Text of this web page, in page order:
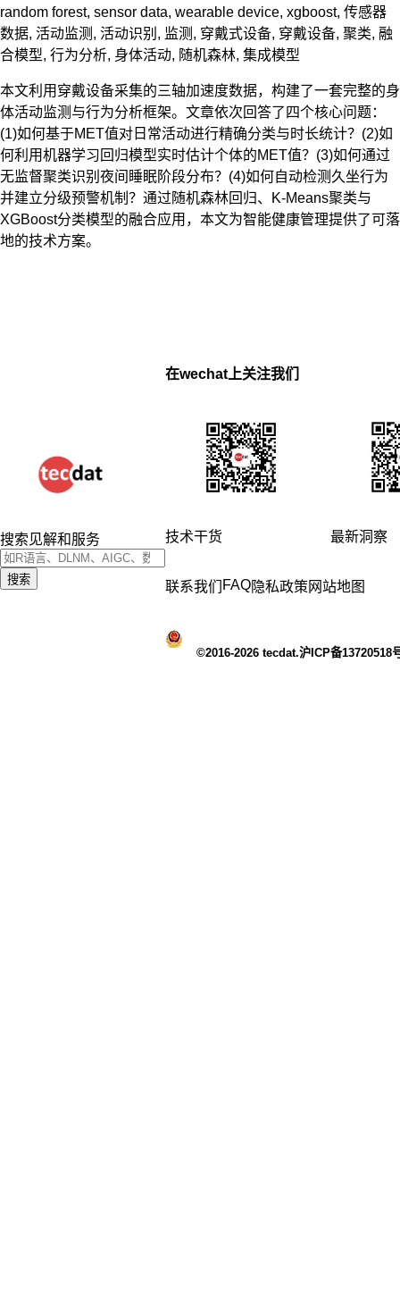
random forest, sensor data, wearable device, xgboost, 传感器
数据, 活动监测 , 活动识别 , 监测 , 穿戴式设备, 穿戴设备, 聚类, 融
合模型, 行为分析, 身体活动, 随机森林, 集成模型
本文利用穿戴设备采集的三轴加速度数据，构建了一套完整的身
体活动监测与行为分析框架。文章依次回答了四个核心问题：
(1)如何基于MET值对日常活动进行精确分类与时长统计？(2)如
何利用机器学习回归模型实时估计个体的MET值？(3)如何通过
无监督聚类识别夜间睡眠阶段分布？(4)如何自动检测久坐行为
并建立分级预警机制？通过随机森林回归、K-Means聚类与
XGBoost分类模型的融合应用，本文为智能健康管理提供了可落
地的技术方案。
搜索见解和服务
搜索
在wechat上关注我们
技术干货 最新洞察
联系我们 FAQ隐私政策 网站地图
©2016-2026 tecdat.沪ICP备13720518